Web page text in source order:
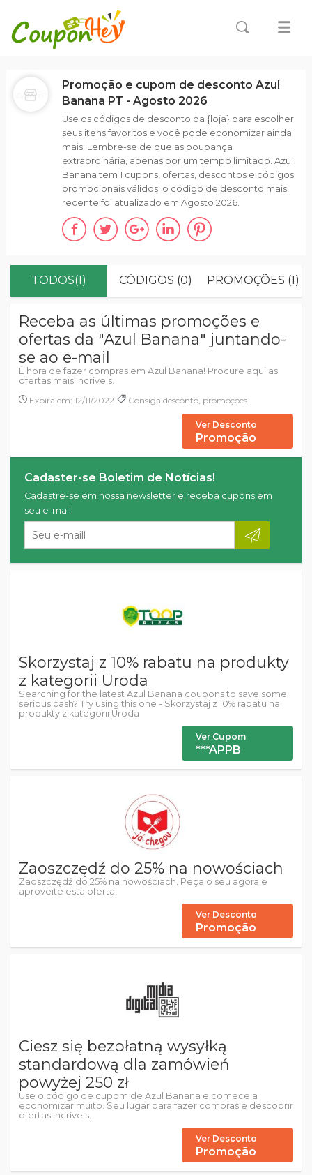
TODOS(1) CÓDIGOS (0) PROMOÇÕES (1)
Receba as últimas promoções e
ofertas da "Azul Banana" juntando-
se ao e-mail
É hora de fazer compras em Azul Banana! Procure aqui as
ofertas mais incríveis.
Expira em: 12/11/2022
Consiga desconto, promoções
Ver Desconto
Promoção
Cadaster-se Boletim de Notícias!
Cadastre-se em nossa newsletter e receba cupons em
seu e-mail.
Skorzystaj z 10% rabatu na produkty
z kategorii Uroda
Searching for the latest Azul Banana coupons to save some
serious cash? Try using this one - Skorzystaj z 10% rabatu na
produkty z kategorii Uroda
Ver Cupom
***APPB
Zaoszczędź do 25% na nowościach
Zaoszczędź do 25% na nowościach. Peça o seu agora e
aproveite esta oferta!
Ver Desconto
Promoção
Ciesz się bezpłatną wysyłką
standardową dla zamówień
powyżej 250 zł
Use o código de cupom de Azul Banana e comece a
economizar muito. Seu lugar para fazer compras e descobrir
ofertas incríveis.
Ver Desconto
Promoção
Promoção e cupom de desconto Azul
Banana PT - Agosto 2026
Use os códigos de desconto da {loja} para escolher
seus itens favoritos e você pode economizar ainda
mais. Lembre-se de que as poupança
extraordinária, apenas por um tempo limitado. Azul
Banana tem 1 cupons, ofertas, descontos e códigos
promocionais válidos; o código de desconto mais
recente foi atualizado em Agosto 2026.